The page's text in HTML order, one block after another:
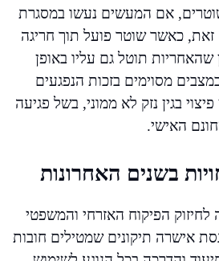
אם המעשים נעשו במסגרת
זאת, כאשר שוטר פועל תוך חריגה
שהאחריות תוטל גם עליו באופן
מסוימים בזכות הנפגעים
בגין נזק לא ממוני, בשל פגיעה
האישי.
בשנים האחרונות
הפיקוח האזרחי והמשפטי
אישרה תיקונים שמטילים חובות